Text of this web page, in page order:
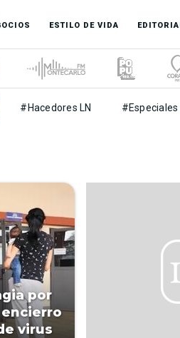
ESTILO DE VIDA
#Hacedores LN #Especiales
por
virus